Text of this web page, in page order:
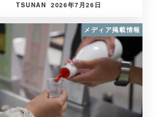
TSUNAN 2026年7月26日
メディア掲載情報